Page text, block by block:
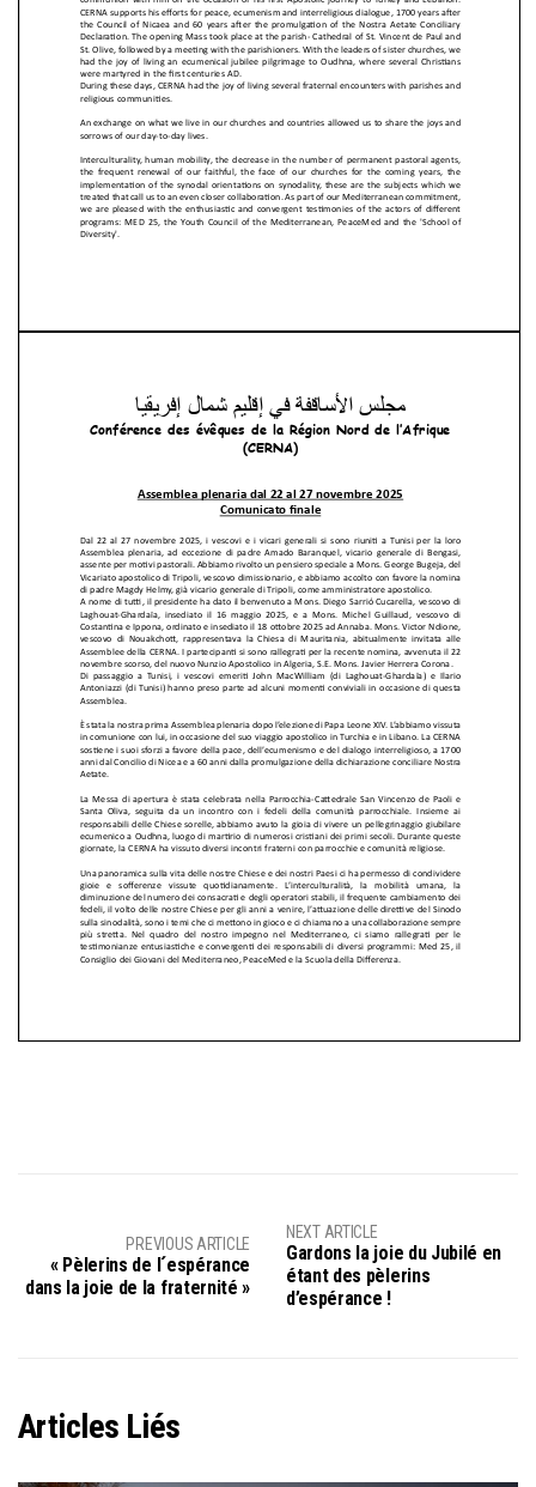
PREVIOUS ARTICLE
« Pèlerins de l´espérance
dans la joie de la fraternité »
NEXT ARTICLE
Gardons la joie du Jubilé en
étant des pèlerins
d’espérance !
Articles Liés